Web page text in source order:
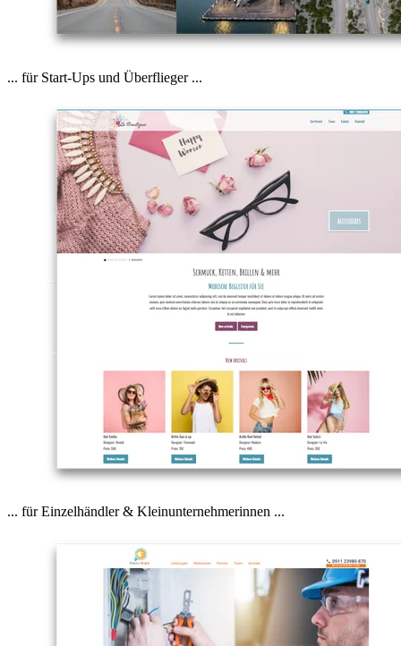
... für Start-Ups und Überflieger ...
... für Einzelhändler & Kleinunternehmerinnen ...